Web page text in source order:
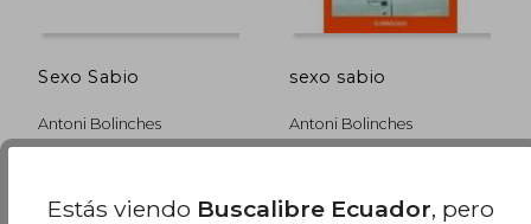
Sexo Sabio
Antoni Bolinches
sexo sabio
Antoni Bolinches
Estás viendo Buscalibre Ecuador, pero